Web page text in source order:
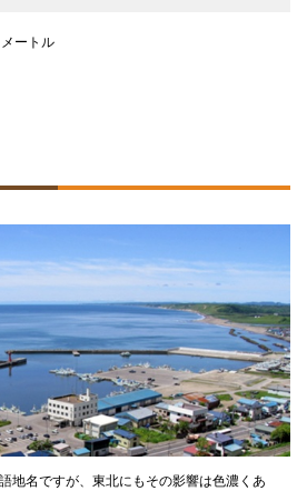
ートル
地名ですが、東北にもその影響は色濃くあ